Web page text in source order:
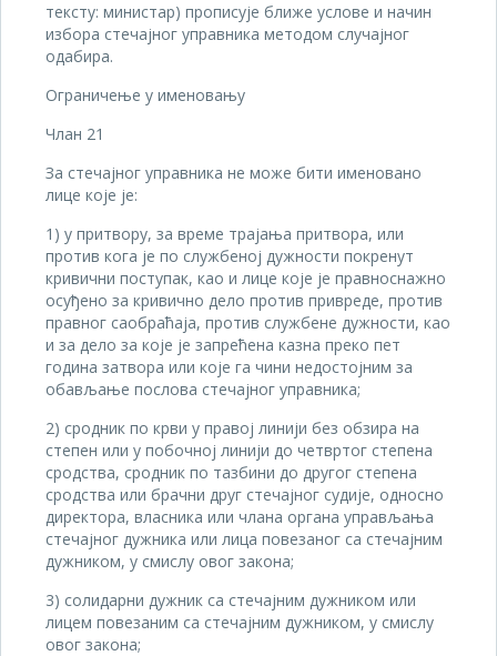
тексту: министар) прописује ближе услове и начин
избора стечајног управника методом случајног
одабира.
Ограничење у именовању
Члан 21
За стечајног управника не може бити именовано
лице које је:
1) у притвору, за време трајања притвора, или
против кога је по службеној дужности покренут
кривични поступак, као и лице које је правноснажно
осуђено за кривично дело против привреде, против
правног саобраћаја, против службене дужности, као
и за дело за које је запрећена казна преко пет
година затвора или које га чини недостојним за
обављање послова стечајног управника;
2) сродник по крви у правој линији без обзира на
степен или у побочној линији до четвртог степена
сродства, сродник по тазбини до другог степена
сродства или брачни друг стечајног судије, односно
директора, власника или члана органа управљања
стечајног дужника или лица повезаног са стечајним
дужником, у смислу овог закона;
3) солидарни дужник са стечајним дужником или
лицем повезаним са стечајним дужником, у смислу
овог закона;